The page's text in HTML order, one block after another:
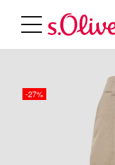
-27%